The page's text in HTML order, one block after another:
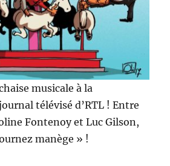
musicale à la
télévisé d’RTL ! Entre
Fontenoy et Luc Gilson,
manège » !